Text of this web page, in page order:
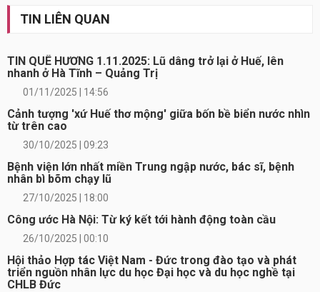
TIN LIÊN QUAN
TIN QUÊ HƯƠNG 1.11.2025: Lũ dâng trở lại ở Huế, lên
nhanh ở Hà Tĩnh – Quảng Trị
01/11/2025 | 14:56
Cảnh tượng 'xứ Huế thơ mộng' giữa bốn bề biển nước nhìn
từ trên cao
30/10/2025 | 09:23
Bệnh viện lớn nhất miền Trung ngập nước, bác sĩ, bệnh
nhân bì bõm chạy lũ
27/10/2025 | 18:00
Công ước Hà Nội: Từ ký kết tới hành động toàn cầu
26/10/2025 | 00:10
Hội thảo Hợp tác Việt Nam - Đức trong đào tạo và phát
triển nguồn nhân lực du học Đại học và du học nghề tại
CHLB Đức